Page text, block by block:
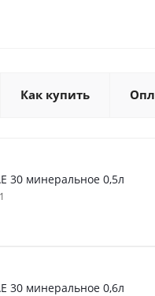
Как купить
30 минеральное 0,5л
30 минеральное 0,6л